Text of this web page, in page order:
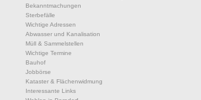
Bekanntmachungen
Sterbefälle
Wichtige Adressen
Abwasser und Kanalisation
Müll & Sammelstellen
Wichtige Termine
Bauhof
Jobbörse
Kataster & Flächenwidmung
Interessante Links